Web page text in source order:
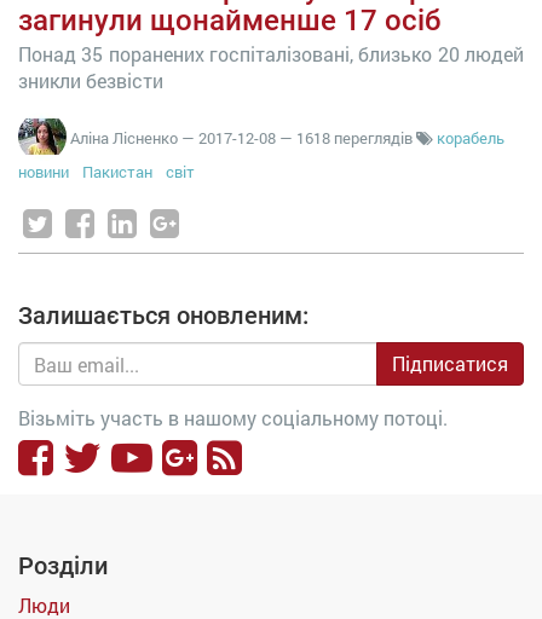
загинули щонайменше 17 осіб
Понад 35 поранених госпіталізовані, близько 20 людей
зникли безвісти
Аліна Лісненко — 2017-12-08 — 1618 переглядів
корабель
новини
Пакистан світ
Залишається оновленим:
Підписатися
Візьміть участь в нашому соціальному потоці.
Розділи
Люди